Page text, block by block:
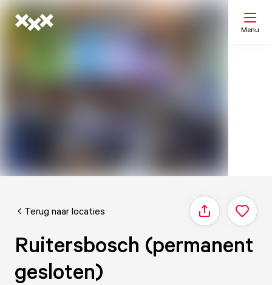
Menu
Terug naar locaties Delen
Ruitersbosch (permanent
gesloten)